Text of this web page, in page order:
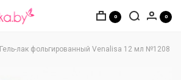
0 0
Гель-лак фольгированный Venalisa 12 мл №1208